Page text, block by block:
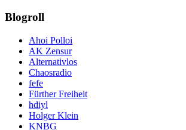
Blogroll
Ahoi Polloi
AK Zensur
Alternativlos
Chaosradio
fefe
Fürther Freiheit
hdiyl
Holger Klein
KNBG